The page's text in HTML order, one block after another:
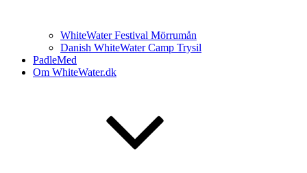
WhiteWater Festival Mörrumån
Danish WhiteWater Camp Trysil
PadleMed
Om WhiteWater.dk